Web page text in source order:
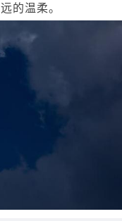
的温柔。